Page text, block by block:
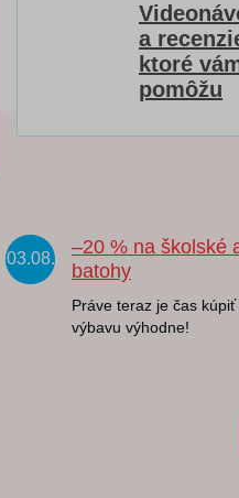
a
ktoré
pomôžu
03.08.
–20 % na školské
batohy
Práve teraz je čas kúpiť
výbavu výhodne!